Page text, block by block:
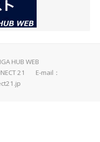
HUB WEB
21 E-mail：